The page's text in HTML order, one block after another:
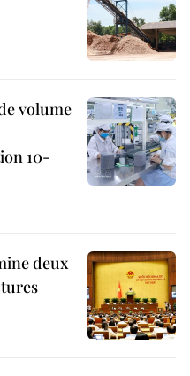
volume
10-
deux